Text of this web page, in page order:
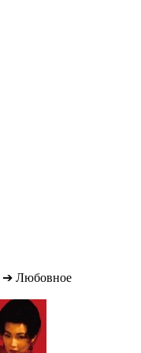
➔ Любовное